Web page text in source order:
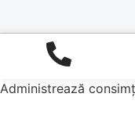
Administrează